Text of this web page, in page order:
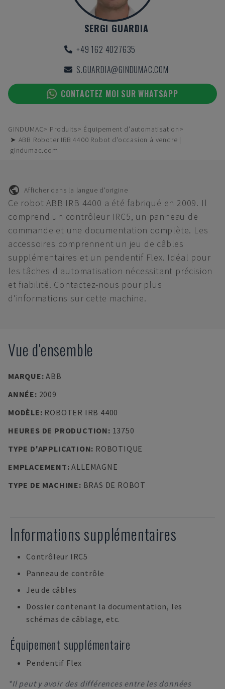
SERGI GUARDIA
+49 162 4027635
S.GUARDIA@GINDUMAC.COM
CONTACTEZ MOI SUR WHATSAPP
GINDUMAC Produits
Équipement d'automatisation
➤ ABB Roboter IRB 4400 Robot d'occasion à vendre |
gindumac.com
Afficher dans la langue d'origine
Ce robot ABB IRB 4400 a été fabriqué en 2009. Il
comprend un contrôleur IRC5, un panneau de
commande et une documentation complète. Les
accessoires comprennent un jeu de câbles
supplémentaires et un pendentif Flex. Idéal pour
les tâches d'automatisation nécessitant précision
et fiabilité. Contactez-nous pour plus
d'informations sur cette machine.
Vue d'ensemble
MARQUE:ABB
ANNÉE: 2009
MODÈLE: ROBOTER IRB 4400
HEURES DE PRODUCTION: 13750
TYPE D'APPLICATION: ROBOTIQUE
EMPLACEMENT:ALLEMAGNE
TYPE DE MACHINE: BRAS DE ROBOT
Informations supplémentaires
Contrôleur IRC5
Panneau de contrôle
Jeu de câbles
Dossier contenant la documentation, les
schémas de câblage, etc.
Équipement supplémentaire
Pendentif Flex
*Il peut y avoir des différences entre les données